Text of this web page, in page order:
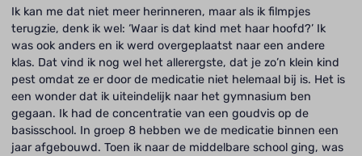
Ik kan me dat niet meer herinneren, maar als ik filmpjes
terugzie, denk ik wel: ‘Waar is dat kind met haar hoofd?’ Ik
was ook anders en ik werd overgeplaatst naar een andere
klas. Dat vind ik nog wel het allerergste, dat je zo’n klein kind
pest omdat ze er door de medicatie niet helemaal bij is. Het is
een wonder dat ik uiteindelijk naar het gymnasium ben
gegaan. Ik had de concentratie van een goudvis op de
basisschool. In groep 8 hebben we de medicatie binnen een
jaar afgebouwd. Toen ik naar de middelbare school ging, was